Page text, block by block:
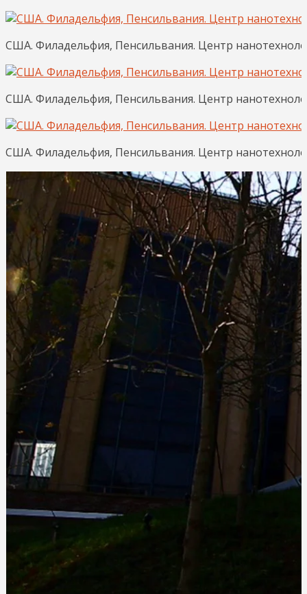
США. Филадельфия, Пенсильвания. Центр
США. Филадельфия, Пенсильвания. Центр
США. Филадельфия, Пенсильвания. Центр